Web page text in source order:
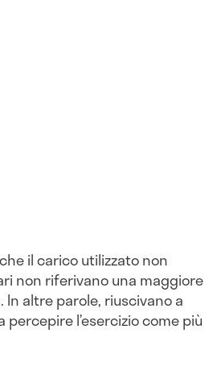
il carico utilizzato non
non riferivano una maggiore
altre parole, riuscivano a
percepire l’esercizio come più